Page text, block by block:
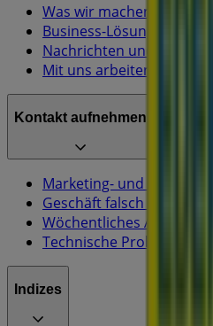
Was wir machen
Business-Lösungen
Nachrichten und Medien
Mit uns arbeiten
Kontakt aufnehmen
Marketing- und
Geschäft falsch auf der
Wöchentliches Anzeigen-
Technische Probleme
Indizes